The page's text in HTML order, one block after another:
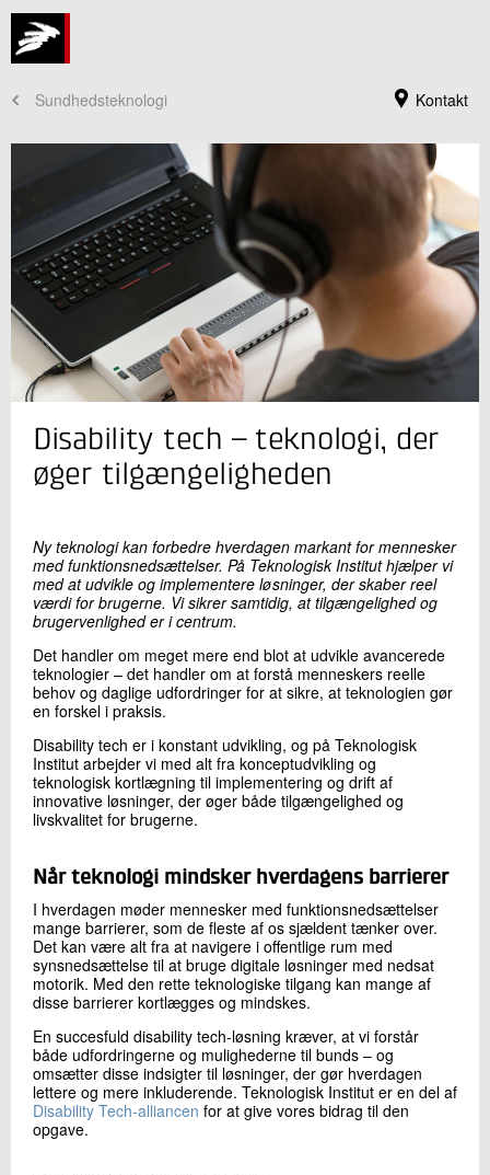
Kontakt
Sundhedsteknologi
Jeg er din kontaktperson
Michael Anker Guldager
Seniorkonsulent
Innovation og Digital transformation
LinkedIn
Skriv til mig
Disability tech – teknologi, der
øger tilgængeligheden
Ny teknologi kan forbedre hverdagen markant for mennesker
med funktionsnedsættelser. På Teknologisk Institut hjælper vi
med at udvikle og implementere løsninger, der skaber reel
værdi for brugerne. Vi sikrer samtidig, at tilgængelighed og
brugervenlighed er i centrum.
Det handler om meget mere end blot at udvikle avancerede
teknologier – det handler om at forstå menneskers reelle
behov og daglige udfordringer for at sikre, at teknologien gør
en forskel i praksis.
Disability tech er i konstant udvikling, og på Teknologisk
Institut arbejder vi med alt fra konceptudvikling og
teknologisk kortlægning til implementering og drift af
innovative løsninger, der øger både tilgængelighed og
livskvalitet for brugerne.
Når teknologi mindsker hverdagens barrierer
I hverdagen møder mennesker med funktionsnedsættelser
mange barrierer, som de fleste af os sjældent tænker over.
Det kan være alt fra at navigere i offentlige rum med
synsnedsættelse til at bruge digitale løsninger med nedsat
motorik. Med den rette teknologiske tilgang kan mange af
disse barrierer kortlægges og mindskes.
En succesfuld disability tech-løsning kræver, at vi forstår
både udfordringerne og mulighederne til bunds – og
omsætter disse indsigter til løsninger, der gør hverdagen
lettere og mere inkluderende. Teknologisk Institut er en del af
Disability Tech-alliancen for at give vores bidrag til den
opgave.